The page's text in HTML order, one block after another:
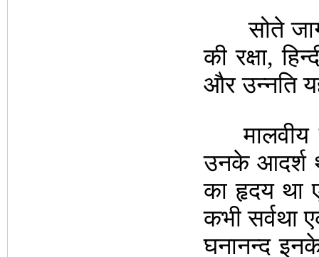
सोते जागते
की रक्षा,
और उन्नति
मालवीय
उनके आदर्श
का हृदय था
कभी सर्वथा
घनानन्द